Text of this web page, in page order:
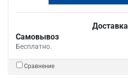
Доставка
Самовывоз
Бесплатно.
Сравнение